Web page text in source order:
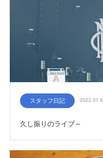
スタッフ日記 2022.07.6
久し振りのライブ～